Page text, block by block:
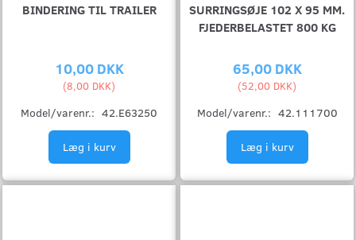
BINDERING TIL TRAILER
10,00 DKK
(8,00 DKK)
Model/varenr.: 42.E63250
Læg i kurv
SURRINGSØJE 102 X 95 MM.
FJEDERBELASTET 800 KG
65,00 DKK
(52,00 DKK)
Model/varenr.: 42.111700
Læg i kurv